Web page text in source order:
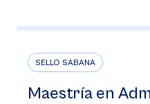
SELLO SABANA
Maestría en